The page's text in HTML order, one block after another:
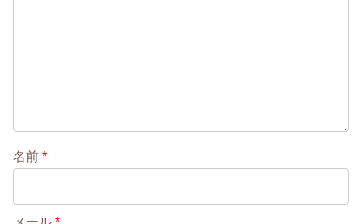
名前 *